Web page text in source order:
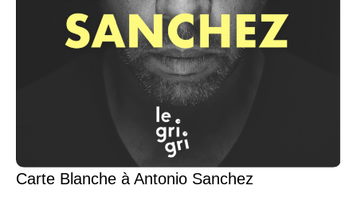
Carte Blanche à Antonio Sanchez